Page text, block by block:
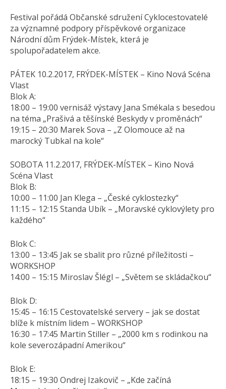
Festival pořádá Občanské sdružení Cyklocestovatelé
za významné podpory příspěvkové organizace
Národní dům Frýdek-Místek, která je
spolupořadatelem akce.
PÁTEK 10.2.2017, FRÝDEK-MÍSTEK – Kino Nová Scéna
Vlast
Blok A:
18:00 – 19:00 vernisáž výstavy Jana Smékala s besedou
na téma „Prašivá a těšínské Beskydy v proměnách“
19:15 – 20:30 Marek Sova – „Z Olomouce až na
marocký Tubkal na kole“
SOBOTA 11.2.2017, FRÝDEK-MÍSTEK – Kino Nová
Scéna Vlast
Blok B:
10:00 – 11:00 Jan Klega – „České cyklostezky“
11:15 – 12:15 Standa Ubík – „Moravské cyklovýlety pro
každého“
Blok C:
13:00 – 13:45 Jak se sbalit pro různé příležitosti –
WORKSHOP
14:00 – 15:15 Miroslav Šlégl – „Světem se skládačkou“
Blok D:
15:45 – 16:15 Cestovatelské servery – jak se dostat
blíže k místním lidem – WORKSHOP
16:30 – 17:45 Martin Stiller – „2000 km s rodinkou na
kole severozápadní Amerikou“
Blok E:
18:15 – 19:30 Ondrej Izakovič – „Kde začíná